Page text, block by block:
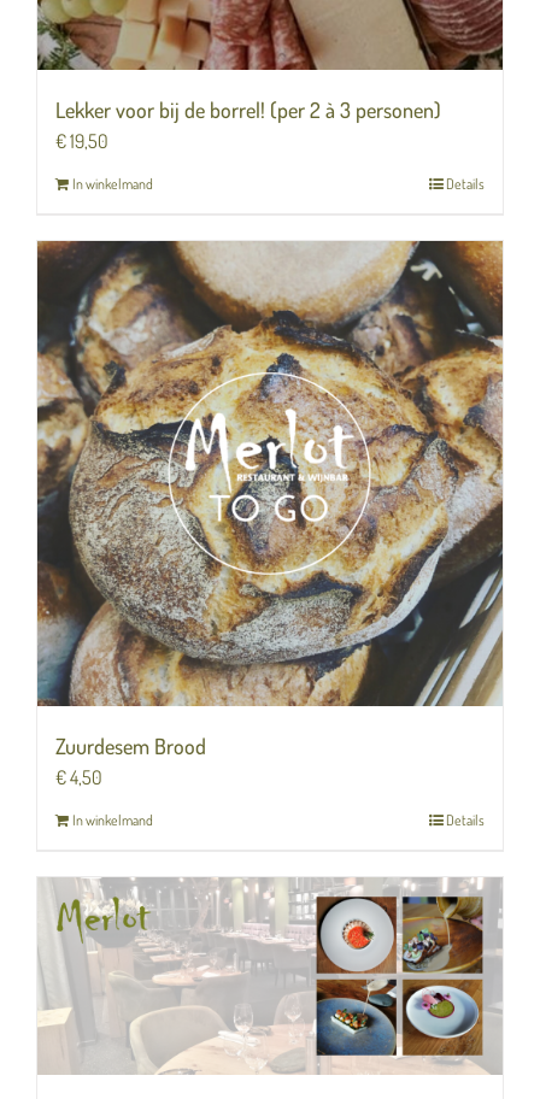
Lekker voor bij de borrel! (per 2 à 3 personen)
€19,50
In winkelmand Details
Zuurdesem Brood
€4,50
In winkelmand Details